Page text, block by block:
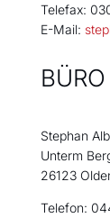
Telefax:
E-Mail:
BÜRO
Stephan
Unterm
26123
Telefon: